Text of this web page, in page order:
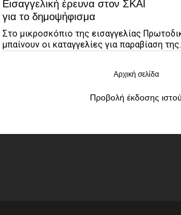
Εισαγγελική έρευνα στον ΣΚΑΙ
για το δημοψήφισμα
Στο μικροσκόπιο της εισαγγελίας
μπαίνουν οι καταγγελίες για παραβίαση
Αρχική σελίδα
Προβολή έκδοσης ιστού